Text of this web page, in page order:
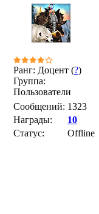
Ранг: Доцент (?)
Группа:
Пользователи
Сообщений: 1323
Награды:
10
Статус:
Offline